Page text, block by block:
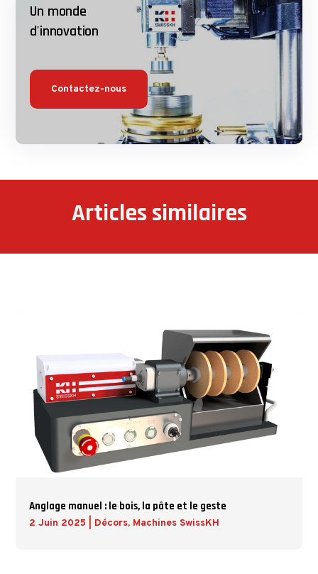
Un monde
d'innovation
Contactez-nous
Articles similaires
Anglage manuel : le bois, la pâte et le geste
2 Juin 2025 Décors, Machines SwissKH